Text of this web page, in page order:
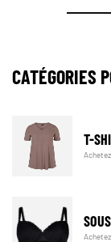
CATÉGORIES
T-